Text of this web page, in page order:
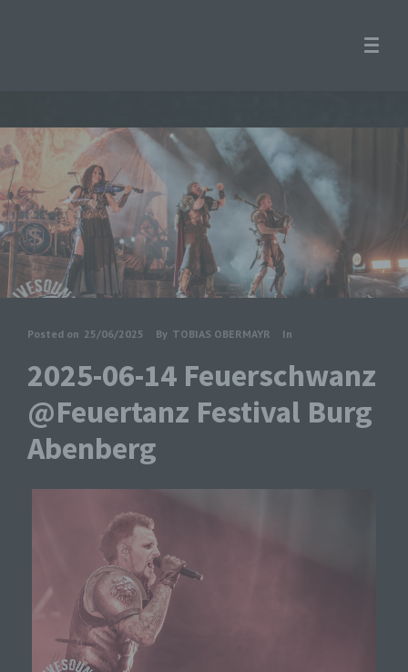
Posted on 25/06/2025 By TOBIAS OBERMAYR In
2025-06-14 Feuerschwanz
@Feuertanz Festival Burg
Abenberg